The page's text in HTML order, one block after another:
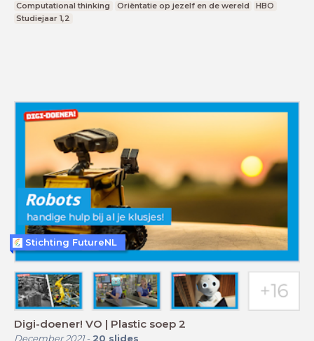
Computational thinking Oriëntatie op jezelf en de wereld
HBO
Studiejaar 1,2
Digi-doener! VO | Plastic soep 2
December 2021- 20 slides
Stichting FutureNL